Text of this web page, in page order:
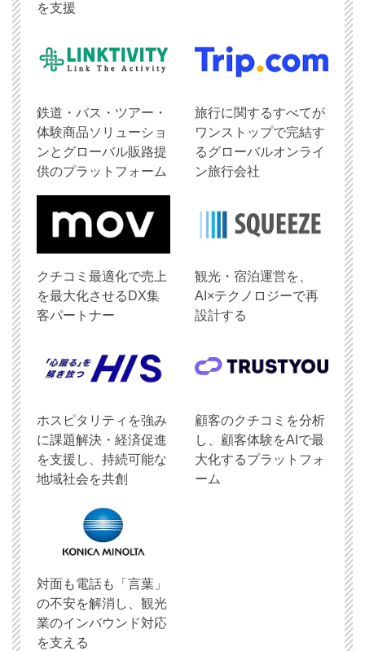
を支援
鉄道・バス・ツアー・
体験商品ソリューショ
ンとグローバル販路提
供のプラットフォーム
旅行に関するすべてが
ワンストップで完結す
るグローバルオンライ
ン旅行会社
クチコミ最適化で売上
を最大化させるDX集
客パートナー
観光・宿泊運営を、
AI×テクノロジーで再
設計する
ホスピタリティを強み
に課題解決・経済促進
を支援し、持続可能な
地域社会を共創
顧客のクチコミを分析
し、顧客体験をAIで最
大化するプラットフォ
ーム
対面も電話も「言葉」
の不安を解消し、観光
業のインバウンド対応
を支える